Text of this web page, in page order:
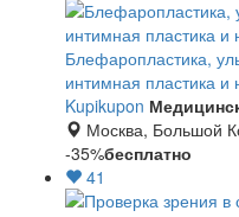
Блефаропластика,
интимная пластика и
Kupikupon
Москва, Большой
-35%бесплатно
41